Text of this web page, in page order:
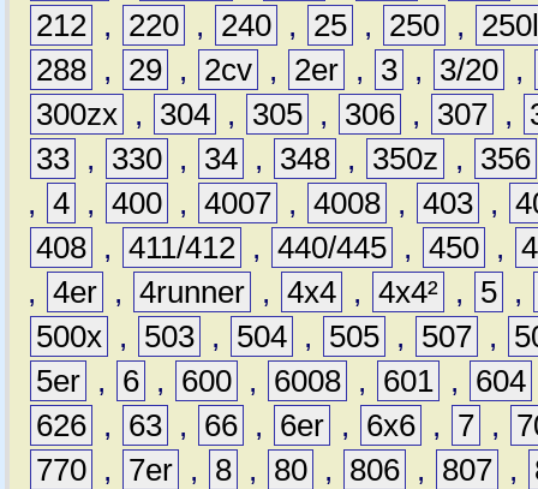
212 , 220 , 240 , 25 , 250 ,
288 , 29 , 2cv , 2er , 3 , 3/20 ,
300zx , 304 , 305 , 306 , 307 ,
33 , 330 , 34 , 348 , 350z ,
356
, 4 , 400 , 4007 , 4008 , 403 ,
408 , 411/412 , 440/445 , 450 ,
, 4er , 4runner , 4x4 , 4x4² , 5 ,
500x , 503 , 504 , 505 , 507 ,
5er , 6 , 600 , 6008 , 601 , 604
626 , 63 , 66 , 6er , 6x6 , 7 ,
770 , 7er , 8 , 80 , 806 , 807 ,